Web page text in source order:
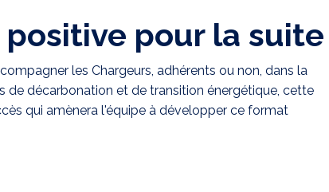
pour la suite
les Chargeurs, adhérents ou non, dans la
de décarbonation et de transition énergétique, cette
qui amènera l'équipe à développer ce format